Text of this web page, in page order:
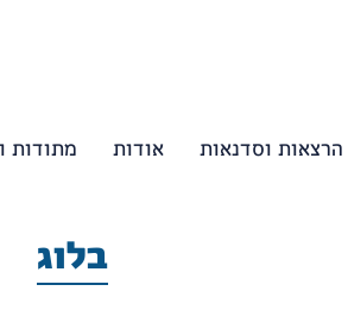
הרצאות וסדנאות אודות מתודות
בלוג